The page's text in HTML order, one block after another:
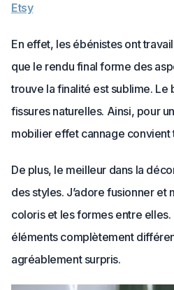
Etsy
En effet, les ébénistes ont
que le rendu final forme des
trouve la finalité est sublime. Le
fissures naturelles. Ainsi, pour
mobilier effet cannage convient
De plus, le meilleur dans la
des styles. J’adore fusionner et
coloris et les formes entre elles.
éléments complètement
agréablement surpris.